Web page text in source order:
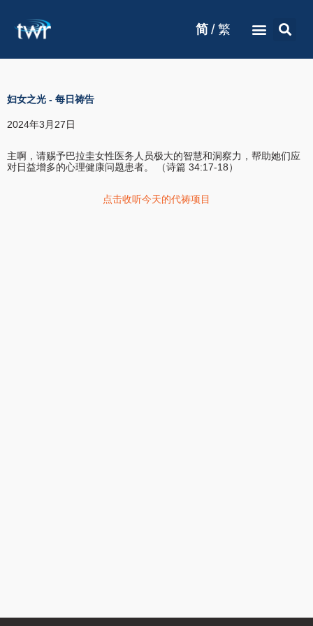
简 / 繁
妇女之光 - 每日祷告
2024年3月27日
主啊，请赐予巴拉圭女性医务人员极大的智慧和洞察力，帮助她们应
对日益增多的心理健康问题患者。 （诗篇 34:17-18）
点击收听今天的代祷项目